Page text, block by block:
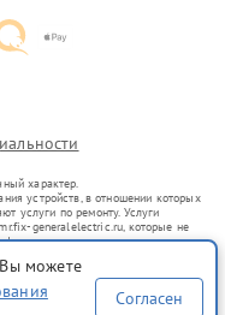
характер.
устройств, в отношении которых
услуги по ремонту. Услуги
generalelectric.ru, которые не
представителями.
оборот в соответствии
услуг или введения
о предоставляемых услугах по
можете
Согласен